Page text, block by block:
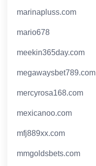
marinapluss.com
mario678
meekin365day.com
megawaysbet789.com
mercyrosa168.com
mexicanoo.com
mfj889xx.com
mmgoldsbets.com